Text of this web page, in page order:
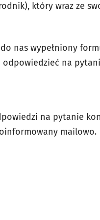
który wraz ze
nas wypełniony
na
na pytanie
mailowo.